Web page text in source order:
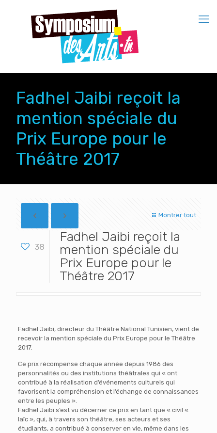
Fadhel Jaibi reçoit la
mention spéciale du
Prix Europe pour le
Théâtre 2017
Montrer tout
38
Fadhel Jaibi reçoit la
mention spéciale du
Prix Europe pour le
Théâtre 2017
Fadhel Jaibi, directeur du Théâtre National Tunisien, vient de
recevoir la mention spéciale du Prix Europe pour le Théâtre
2017.
Ce prix récompense chaque année depuis 1986 des
personnalités ou des institutions théâtrales qui « ont
contribué à la réalisation d’événements culturels qui
favorisent la compréhension et l’échange de connaissances
entre les peuples ».
Fadhel Jaïbi s’est vu décerner ce prix en tant que « civil «
laïc », qui, à travers son théâtre, ses acteurs et ses
étudiants, a contribué à conserver en vie, même dans les